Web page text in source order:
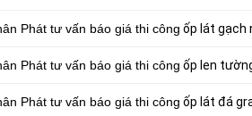
Phát tư vấn báo giá thi công ốp lát gạch
Phát tư vấn báo giá thi công ốp len
Phát tư vấn báo giá thi công ốp lát đá